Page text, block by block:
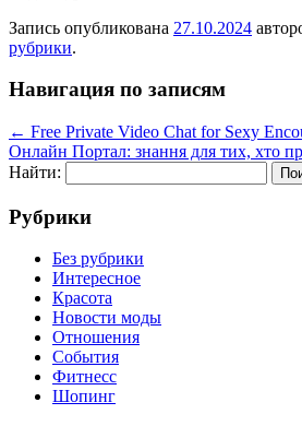
Запись опубликована 27.10.2024
рубрики.
Навигация по записям
← Free Private Video Chat for Sexy
Онлайн Портал: знання для тих, хто
Найти:
Рубрики
Без рубрики
Интересное
Красота
Новости моды
Отношения
События
Фитнесс
Шопинг